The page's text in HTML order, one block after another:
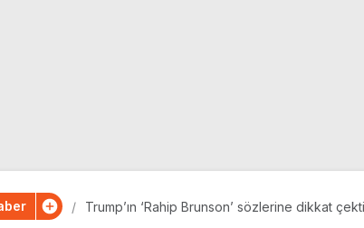
Trump’ın ‘Rahip Brunson’ sözlerine dikkat